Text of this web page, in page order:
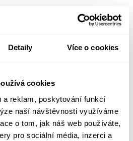
Detaily Více o cookies
cookies
a reklam, poskytování funkcí
naší návštěvnosti využíváme
o tom, jak náš web používáte,
pro sociální média, inzerci a
zachraňovat životy. Stačí
[…]
Přečíst více